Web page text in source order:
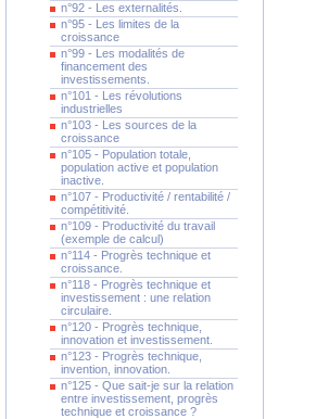
n°92 - Les externalités.
n°95 - Les limites de la
croissance
n°99 - Les modalités de
financement des
investissements.
n°101 - Les révolutions
industrielles
n°103 - Les sources de la
croissance
n°105 - Population totale,
population active et population
inactive.
n°107 - Productivité / rentabilité /
compétitivité.
n°109 - Productivité du travail
(exemple de calcul)
n°114 - Progrès technique et
croissance.
n°118 - Progrès technique et
investissement : une relation
circulaire.
n°120 - Progrès technique,
innovation et investissement.
n°123 - Progrès technique,
invention, innovation.
n°125 - Que sait-je sur la relation
entre investissement, progrès
technique et croissance ?